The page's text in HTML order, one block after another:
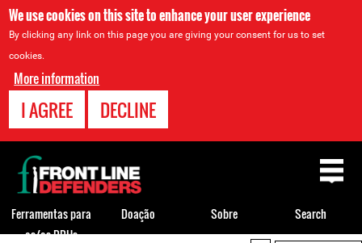
We use cookies on this site to enhance your user experience
By clicking any link on this page you are giving your consent for us to set
cookies.
More information
I AGREE DECLINE
Back
to
top
Ferramentas para
os/as DDHs
Doação Sobre Search